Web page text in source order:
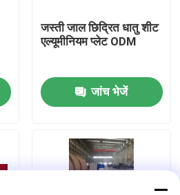
जस्ती जाल छिद्रित धातु शीट
एल्यूमीनियम प्लेट ODM
जांच भेजें